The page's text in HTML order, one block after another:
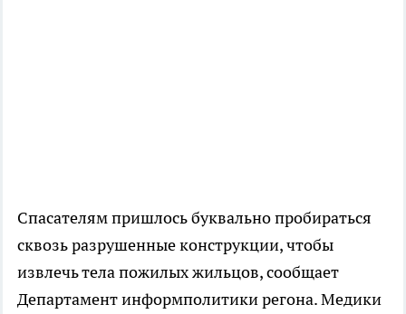
Спасателям пришлось буквально пробираться
сквозь разрушенные конструкции, чтобы
извлечь тела пожилых жильцов, сообщает
Департамент информполитики регона. Медики